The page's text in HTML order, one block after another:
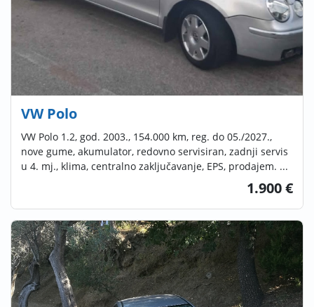
VW Polo
VW Polo 1.2, god. 2003., 154.000 km, reg. do 05./2027.,
nove gume, akumulator, redovno servisiran, zadnji servis
u 4. mj., klima, centralno zaključavanje, EPS, prodajem. ...
1.900 €